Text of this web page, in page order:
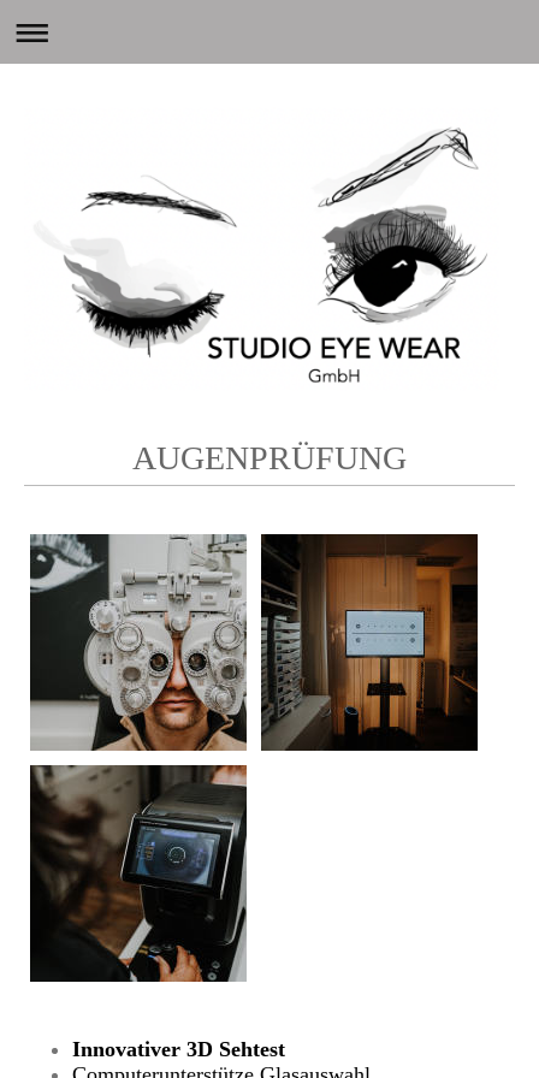
AUGENPRÜFUNG
Innovativer 3D Sehtest